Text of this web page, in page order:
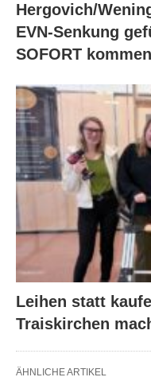
Hergovich/
EVN-Senkung
SOFORT
Leihen statt
Traiskirchen
ÄHNLICHE ARTIKEL